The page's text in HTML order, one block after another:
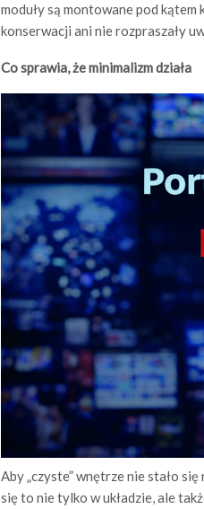
moduły są montowane pod
konserwacji ani nie rozpraszały
Co sprawia, że minimalizm działa
Aby „czyste” wnętrze nie stało
się to nie tylko w układzie, ale